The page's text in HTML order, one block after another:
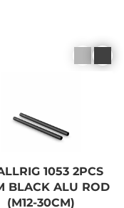
1053 2PCS
BLACK ALU ROD
(M12-30CM)